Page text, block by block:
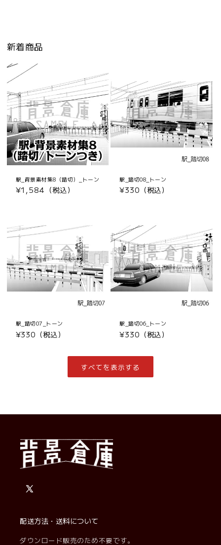
新着商品
駅_背景素材集8（踏切）_トーン
通
¥1,584（税込）
駅_踏切08_トーン
通
¥330（税込）
駅_踏切07_トーン
通
¥330（税込）
駅_踏切06_トーン
通
価
格
¥330（税込）
すべてを表示する
X
配送方法・送料について
ダウンロード販売のため不要です。